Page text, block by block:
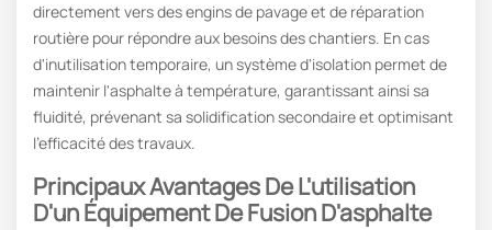
directement vers des engins de pavage et de réparation
routière pour répondre aux besoins des chantiers. En cas
d'inutilisation temporaire, un système d'isolation permet de
maintenir l'asphalte à température, garantissant ainsi sa
fluidité, prévenant sa solidification secondaire et optimisant
l'efficacité des travaux.
Principaux Avantages De L'utilisation
D'un Équipement De Fusion D'asphalte